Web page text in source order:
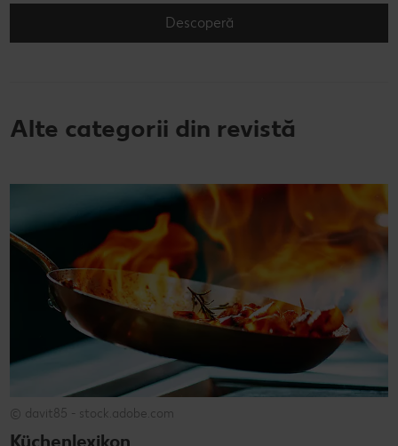
Descoperă
Alte categorii din revistă
© davit85 - stock.adobe.com
Küchenlexikon